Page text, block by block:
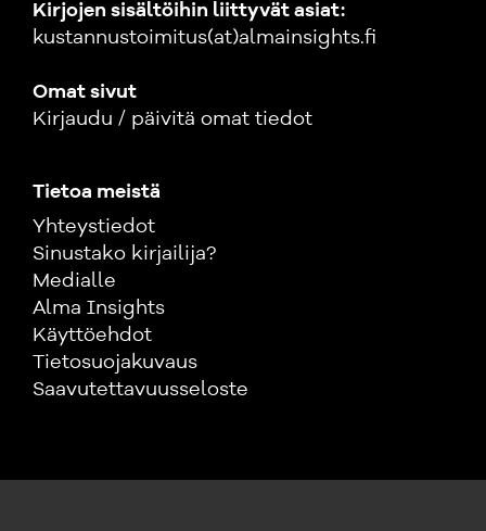
Kirjojen sisältöihin liittyvät asiat:
kustannustoimitus(at)almainsights.fi
Omat sivut
Kirjaudu / päivitä omat tiedot
Tietoa meistä
Yhteystiedot
Sinustako kirjailija?
Medialle
Alma Insights
Käyttöehdot
Tietosuojakuvaus
Saavutettavuusseloste